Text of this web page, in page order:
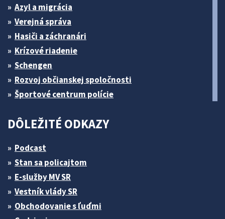
Azyl a migrácia
Verejná správa
Hasiči a záchranári
Krízové riadenie
Schengen
Rozvoj občianskej spoločnosti
Športové centrum polície
DÔLEŽITÉ ODKAZY
Podcast
Stan sa policajtom
E-služby MV SR
Vestník vlády SR
Obchodovanie s ľuďmi